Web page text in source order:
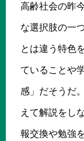
高齢社会の昨
な選択肢の一
とは違う特色
ていることや
感」だそうだ
えて解説をし
報交換や勉強